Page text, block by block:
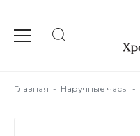
Главная - Наручные часы -